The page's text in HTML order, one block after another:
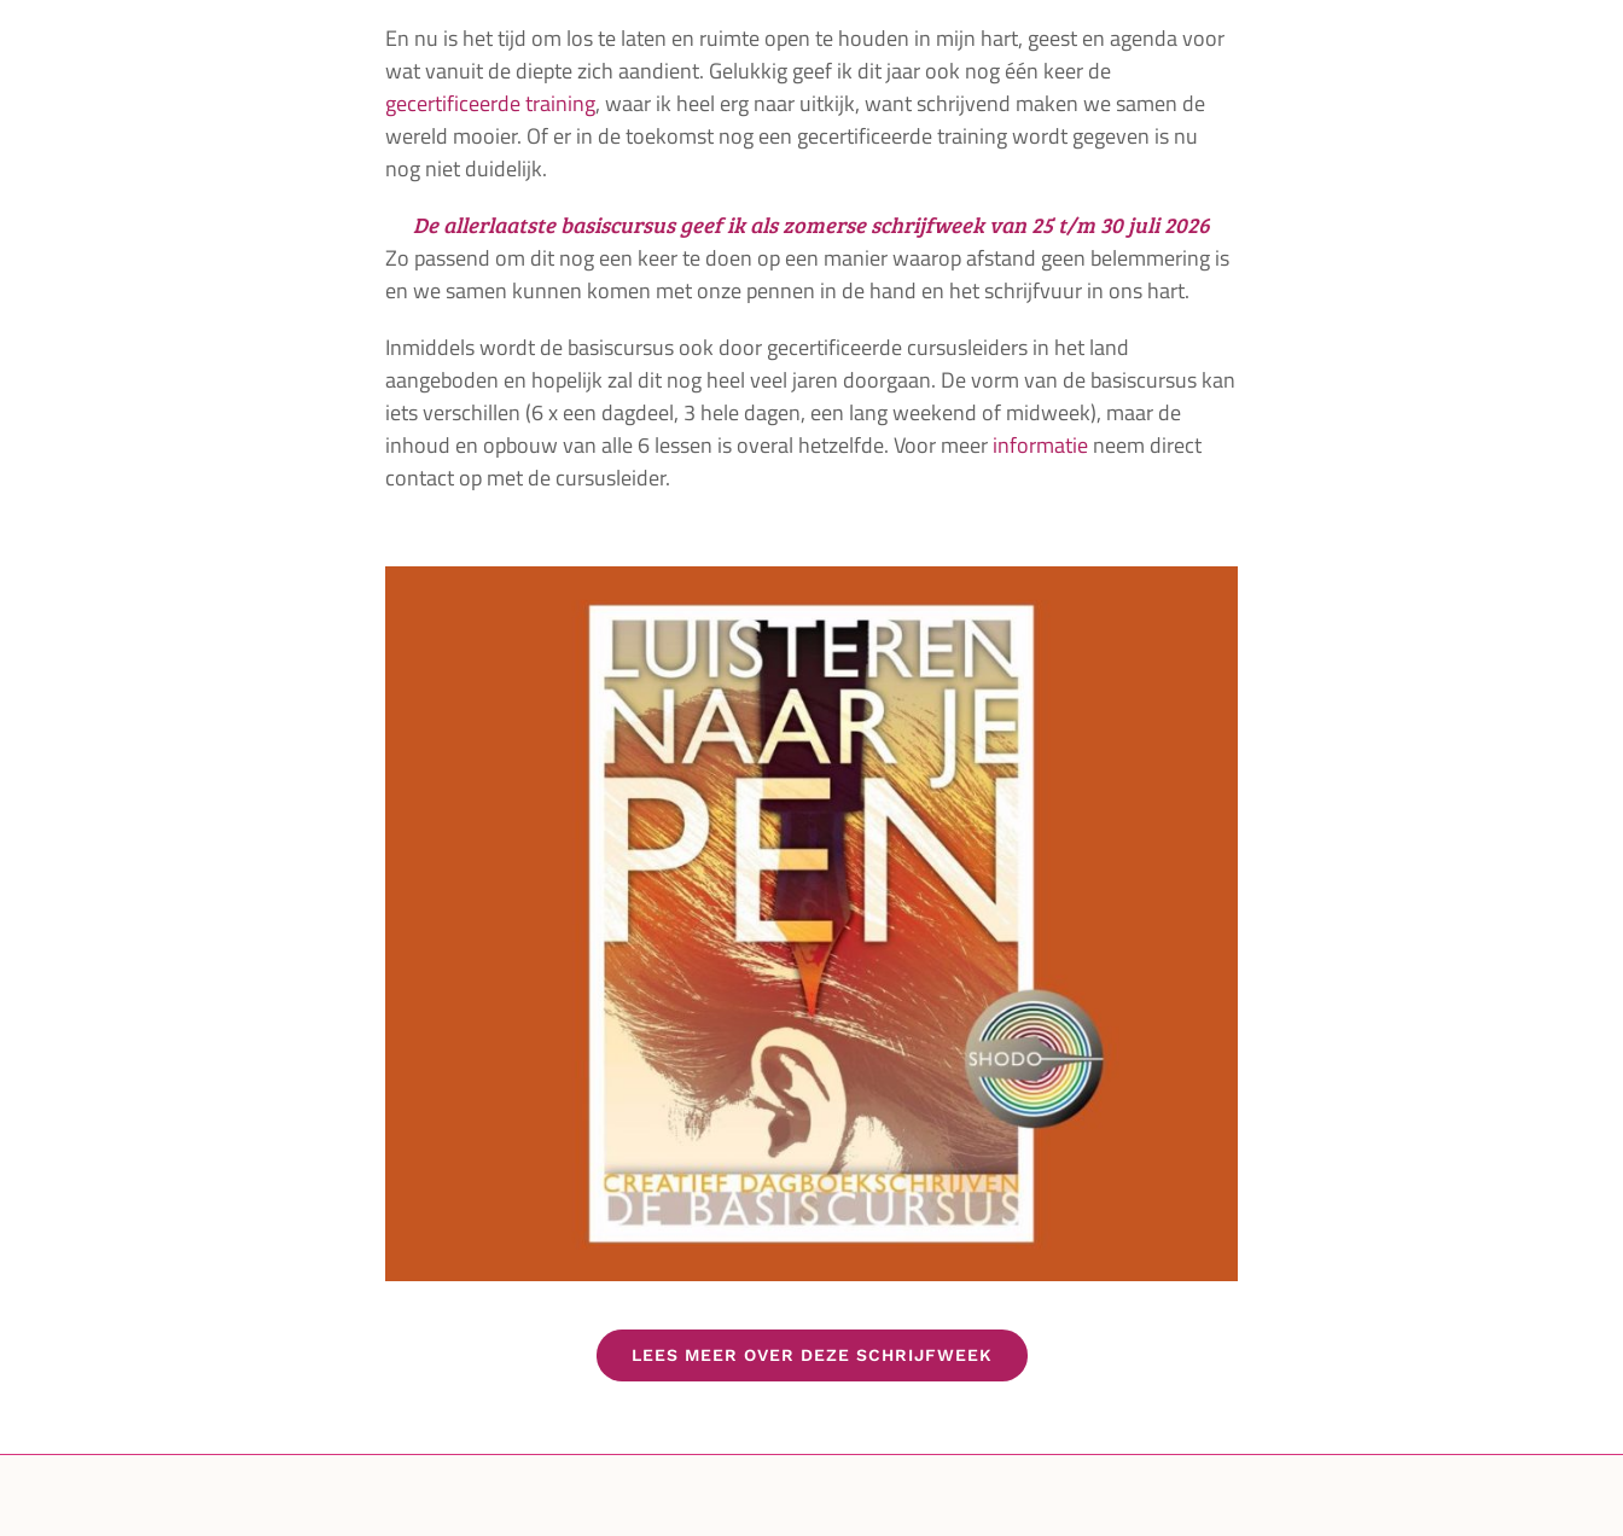
En nu is het tijd om los te laten en ruimte open te houden in mijn hart, geest en agenda voor
wat vanuit de diepte zich aandient. Gelukkig geef ik dit jaar ook nog één keer de
gecertificeerde training, waar ik heel erg naar uitkijk, want schrijvend maken we samen de
wereld mooier. Of er in de toekomst nog een gecertificeerde training wordt gegeven is nu
nog niet duidelijk.
De allerlaatste basiscursus geef ik als zomerse schrijfweek van 25 t/m 30 juli 2026
Zo passend om dit nog een keer te doen op een manier waarop afstand geen belemmering is
en we samen kunnen komen met onze pennen in de hand en het schrijfvuur in ons hart.
Inmiddels wordt de basiscursus ook door gecertificeerde cursusleiders in het land
aangeboden en hopelijk zal dit nog heel veel jaren doorgaan. De vorm van de basiscursus kan
iets verschillen (6 x een dagdeel, 3 hele dagen, een lang weekend of midweek), maar de
inhoud en opbouw van alle 6 lessen is overal hetzelfde. Voor meerinformatieneem direct
contact op met de cursusleider.
LEES MEER OVER DEZE SCHRIJFWEEK